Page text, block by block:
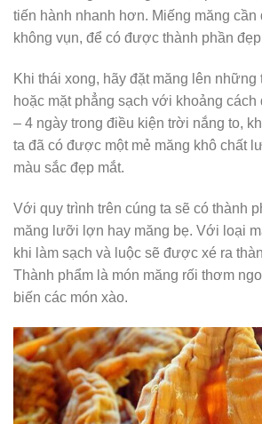
tiến hành nhanh hơn. Miếng măng
không vụn, để có được thành phần
Khi thái xong, hãy đặt măng lên những
hoặc mặt phẳng sạch với khoảng cách
– 4 ngày trong điều kiện trời nắng to,
ta đã có được một mẻ măng khô chất
màu sắc đẹp mắt.
Với quy trình trên cúng ta sẽ có thành
măng lưỡi lợn hay măng bẹ. Với loại
khi làm sạch và luộc sẽ được xé ra
Thành phẩm là món măng rối thơm
biến các món xào.